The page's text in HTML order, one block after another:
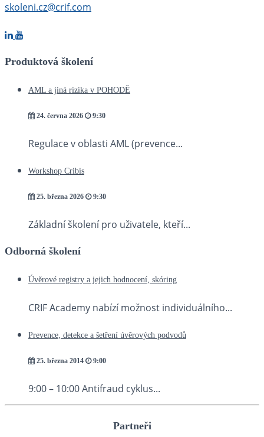
skoleni.cz@crif.com
Produktová školení
AML a jiná rizika v POHODĚ
24. června 2026 9:30
Regulace v oblasti AML (prevence...
Workshop Cribis
25. března 2026 9:30
Základní školení pro uživatele, kteří...
Odborná školení
Úvěrové registry a jejich hodnocení, skóring
CRIF Academy nabízí možnost individuálního...
Prevence, detekce a šetření úvěrových podvodů
25. března 2014 9:00
9:00 – 10:00 Antifraud cyklus...
Partneři